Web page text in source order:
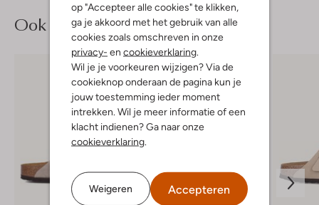
op "Accepteer alle cookies" te klikken,
ga je akkoord met het gebruik van alle
cookies zoals omschreven in onze
privacy- en cookieverklaring
Wil je je voorkeuren wijzigen? Via de
cookieknop onderaan de pagina kun je
jouw toestemming ieder moment
intrekken. Wil je meer informatie of een
klacht indienen? Ga naar onze
cookieverklaring
Weigeren Accepteren
Ook iets voor jou?